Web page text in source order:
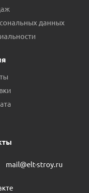
JEMIX ЦНФ-50/16 пр.КНР
данных
mail@elt-stroy.ru